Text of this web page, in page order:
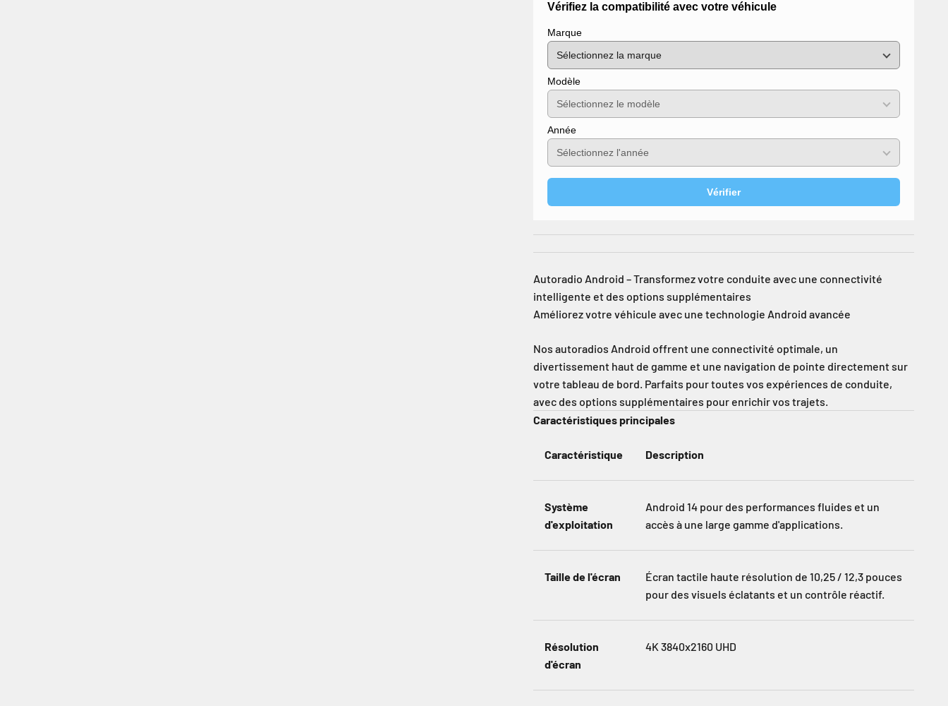
Vérifiez la compatibilité avec votre véhicule
Marque
Modèle
Année
Vérifier
Autoradio Android – Transformez votre conduite avec une connectivité
intelligente et des options supplémentaires
Améliorez votre véhicule avec une technologie Android avancée
Nos autoradios Android offrent une connectivité optimale, un
divertissement haut de gamme et une navigation de pointe directement sur
votre tableau de bord. Parfaits pour toutes vos expériences de conduite,
avec des options supplémentaires pour enrichir vos trajets.
Caractéristiques principales
Caractéristique Description
Système
d'exploitation
Android 14 pour des performances fluides et un
accès à une large gamme d'applications.
Taille de l'écran
Écran tactile haute résolution de 10,25 / 12,3 pouces
pour des visuels éclatants et un contrôle réactif.
Résolution
d'écran
4K 3840x2160 UHD